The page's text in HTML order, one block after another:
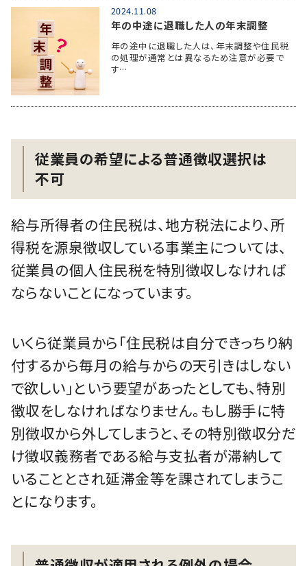
2024.11.08
年の中途に退職した人の年末調整
年の途中に退職した人は、年末調整や住民税
の処理が通常とは異なるため注意が必要で
す…
従業員の希望による普通徴収選択は
不可
給与所得者の住民税は、地方税法により、所
得税を源泉徴収している事業主については、
従業員の個人住民税を特別徴収しなければ
ならないことになっています。
いくら従業員から「住民税は自分できっちり納
付するから毎月の給与からの天引きはしない
で欲しい」という要望があったとしても、特別
徴収をしなければなりません。もし勝手に特
別徴収から外してしまうと、その特別徴収分だ
け徴収義務者である給与支払者が滞納して
いることとされ延滞金等を課されてしまうこ
とになります。